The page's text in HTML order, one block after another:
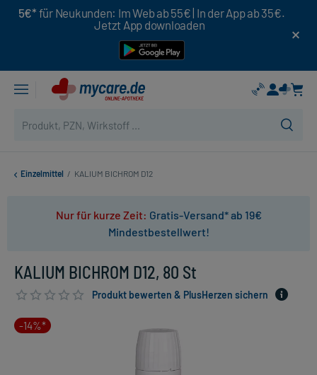
5€* für Neukunden: Im Web ab 55€ | In der App ab 35€.
Jetzt App downloaden
Einzelmittel / KALIUM BICHROM D12
Nur für kurze Zeit: Gratis-Versand* ab 19€
Mindestbestellwert!
KALIUM BICHROM D12, 80 St
Produkt bewerten & PlusHerzen sichern
-14%*